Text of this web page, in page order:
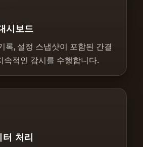
시보드
록, 설정 스냅샷이 포함된 간결
속적인 감시를 수행합니다.
처리